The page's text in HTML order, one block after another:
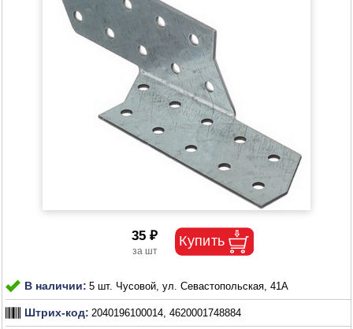
35 ₽
В наличии: 5 шт. Чусовой, ул. Севастопольская, 41А
Штрих-код: 2040196100014, 4620001748884